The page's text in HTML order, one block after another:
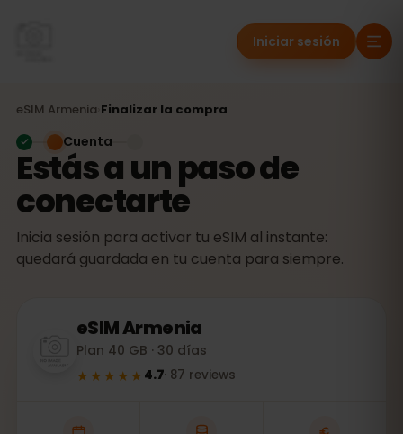
Iniciar sesión
eSIM Armenia Finalizar la compra
Estás a un paso de
conectarte
Inicia sesión para activar tu eSIM al instante:
quedará guardada en tu cuenta para siempre.
Cuenta
eSIMArmenia
Plan 40 GB · 30 días
★★★★★ 4.7· 87 reviews